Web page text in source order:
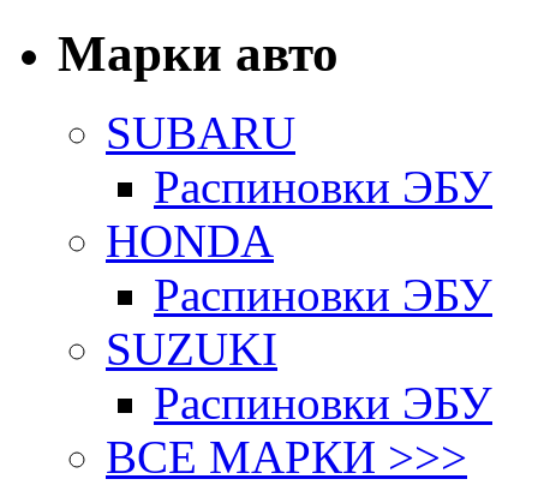
Марки авто
SUBARU
Распиновки ЭБУ
HONDA
Распиновки ЭБУ
SUZUKI
Распиновки ЭБУ
ВСЕ МАРКИ >>>